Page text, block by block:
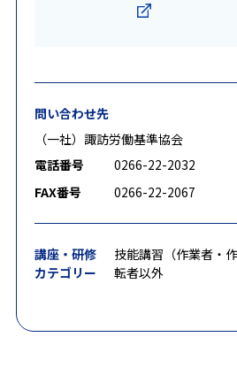
問い合わせ先
（一社）諏訪労働基準協会
電話番号
0266-22-2032
FAX番号
0266-22-2067
講座・研修
カテゴリー
技能講習（作業者・
転者以外